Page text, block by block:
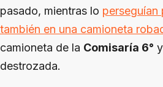
pasado, mientras lo perseguían
también en una camioneta
camioneta de la Comisaría 6°
destrozada.